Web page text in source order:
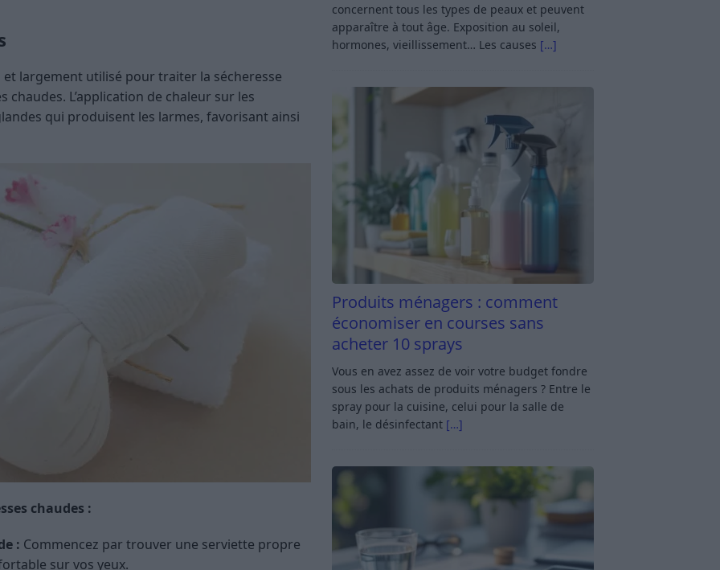
largement utilisé pour traiter la sécheresse
chaudes. L’application de chaleur sur les
qui produisent les larmes, favorisant ainsi
chaudes :
: Commencez par trouver une serviette propre
sur vos yeux.
concernent tous les types de peaux et peuvent
apparaître à tout âge. Exposition au soleil,
hormones, vieillissement… Les causes […]
Produits ménagers : comment
économiser en courses sans
acheter 10 sprays
Vous en avez assez de voir votre budget fondre
sous les achats de produits ménagers ? Entre le
spray pour la cuisine, celui pour la salle de
bain, le désinfectant […]